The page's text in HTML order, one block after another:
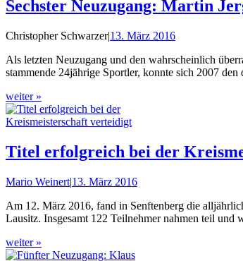
Sechster Neuzugang: Martin
Christopher Schwarzer|13. März 2016
Als letzten Neuzugang und den wahrscheinlich
stammende 24jährige Sportler, konnte sich 2007
weiter »
Titel erfolgreich bei der
Mario Weinert|13. März 2016
Am 12. März 2016, fand in Senftenberg die
Lausitz. Insgesamt 122 Teilnehmer nahmen teil
weiter »